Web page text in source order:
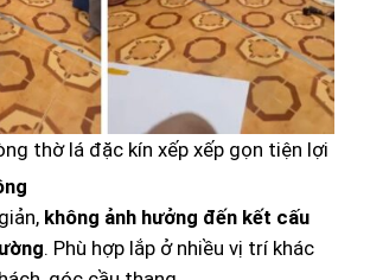
thờ lá đặc kín xếp xếp gọn tiện lợi
không ảnh hưởng đến kết cấu
. Phù hợp lắp ở nhiều vị trí khác